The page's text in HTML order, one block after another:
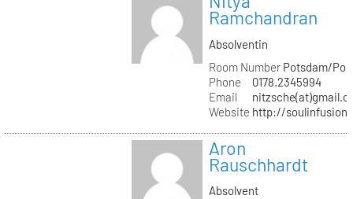
Ramchandran
Absolventin
Room NumberPotsdam/
Phone
0178.2345994
Email
Website http://
Aron
Rauschhardt
Absolvent